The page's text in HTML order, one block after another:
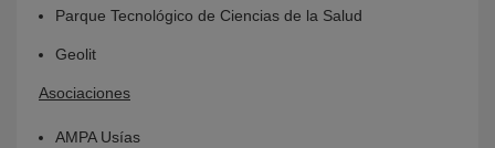
Parque Tecnológico de Ciencias de la Salud
Geolit
Asociaciones
AMPA Usías